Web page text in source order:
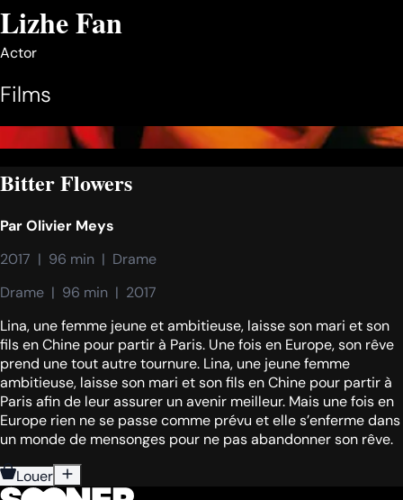
Lizhe Fan
Actor
Films
Bitter Flowers
ParOlivier Meys
2017  |  96 min  |  Drame
Drame  |  96 min  |  2017
Lina, une femme jeune et ambitieuse, laisse son mari et son
fils en Chine pour partir à Paris. Une fois en Europe, son rêve
prend une tout autre tournure. Lina, une jeune femme
ambitieuse, laisse son mari et son fils en Chine pour partir à
Paris afin de leur assurer un avenir meilleur. Mais une fois en
Europe rien ne se passe comme prévu et elle s’enferme dans
un monde de mensonges pour ne pas abandonner son rêve.
Louer